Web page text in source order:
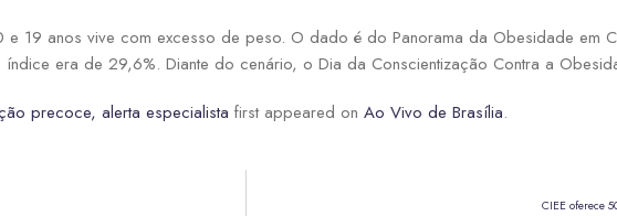
19 anos vive com excesso de peso. O dado é do Panorama da Obesidade em
era de 29,6%. Diante do cenário, o Dia da Conscientização Contra a
precoce, alerta especialista first appeared on Ao Vivo de Brasília.
CIEE oferece